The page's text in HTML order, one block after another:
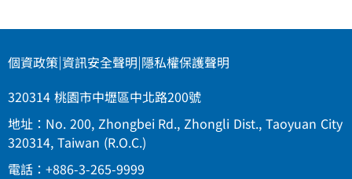
個資政策|資訊安全聲明|隱私權保護聲明
320314 桃園市中壢區中北路200號
地址：No. 200, Zhongbei Rd., Zhongli Dist., Taoyuan City
320314, Taiwan (R.O.C.)
電話：+886-3-265-9999